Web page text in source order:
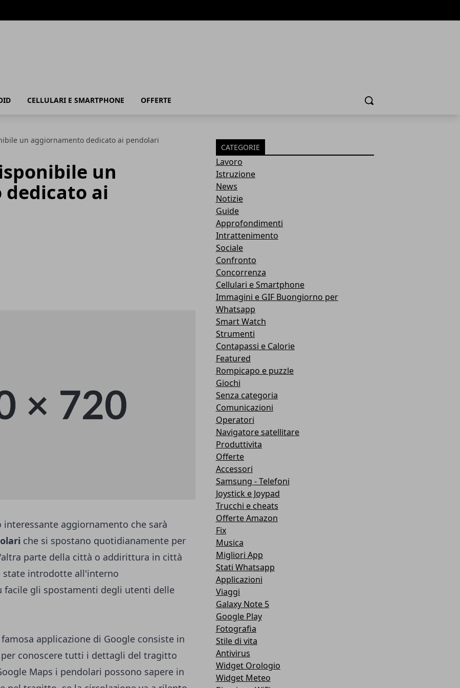
CELLULARI E SMARTPHONE OFFERTE Cerca
un aggiornamento dedicato ai pendolari
un
ai
interessante aggiornamento che sarà
che si spostano quotidianamente per
parte della città o addirittura in città
state introdotte all'interno
facile gli spostamenti degli utenti delle
applicazione di Google consiste in
per conoscere tutti i dettagli del tragitto
Maps i pendolari possono sapere in
CATEGORIE
Lavoro
Istruzione
News
Notizie
Guide
Approfondimenti
Intrattenimento
Sociale
Confronto
Concorrenza
Cellulari e Smartphone
Immagini e GIF Buongiorno per
Whatsapp
Smart Watch
Strumenti
Contapassi e Calorie
Featured
Rompicapo e puzzle
Giochi
Senza categoria
Comunicazioni
Operatori
Navigatore satellitare
Produttivita
Offerte
Accessori
Samsung - Telefoni
Joystick e Joypad
Trucchi e cheats
Offerte Amazon
Fix
Musica
Migliori App
Stati Whatsapp
Applicazioni
Viaggi
Galaxy Note 5
Google Play
Fotografia
Stile di vita
Antivirus
Widget Orologio
Widget Meteo